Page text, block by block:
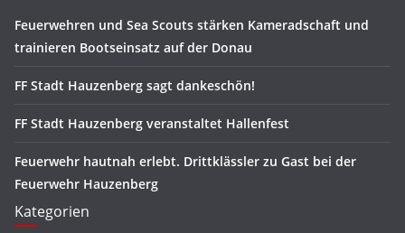
Feuerwehren und Sea Scouts stärken Kameradschaft und
trainieren Bootseinsatz auf der Donau
FF Stadt Hauzenberg sagt dankeschön!
FF Stadt Hauzenberg veranstaltet Hallenfest
Feuerwehr hautnah erlebt. Drittklässler zu Gast bei der
Feuerwehr Hauzenberg
Kategorien